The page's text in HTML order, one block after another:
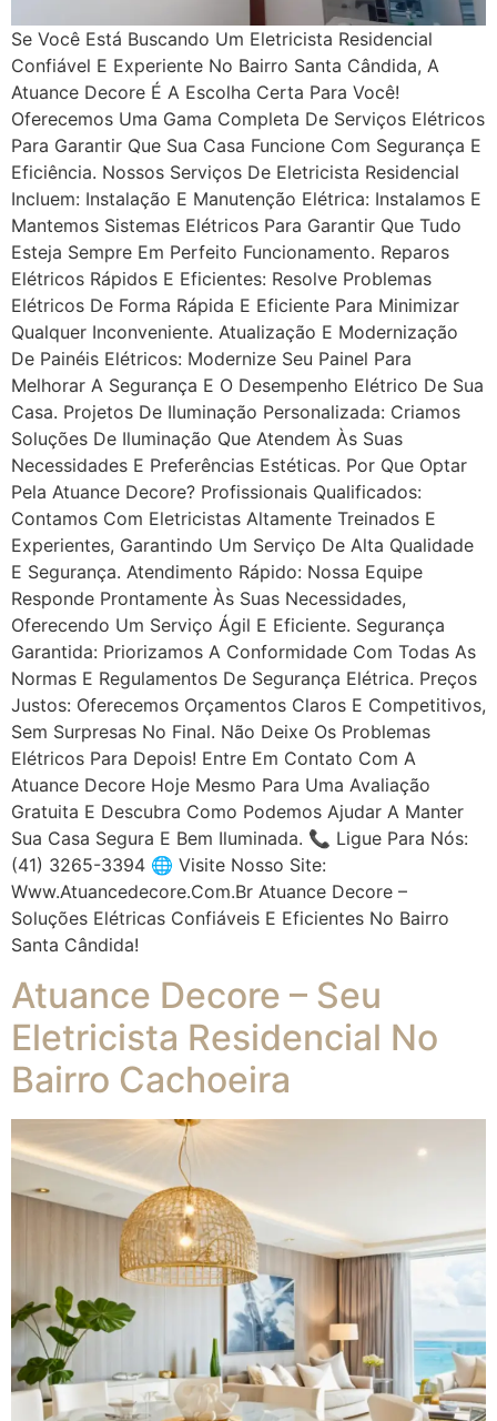
Se Você Está Buscando Um Eletricista Residencial
Confiável E Experiente No Bairro Santa Cândida, A
Atuance Decore É A Escolha Certa Para Você!
Oferecemos Uma Gama Completa De Serviços Elétricos
Para Garantir Que Sua Casa Funcione Com Segurança E
Eficiência. Nossos Serviços De Eletricista Residencial
Incluem: Instalação E Manutenção Elétrica: Instalamos E
Mantemos Sistemas Elétricos Para Garantir Que Tudo
Esteja Sempre Em Perfeito Funcionamento. Reparos
Elétricos Rápidos E Eficientes: Resolve Problemas
Elétricos De Forma Rápida E Eficiente Para Minimizar
Qualquer Inconveniente. Atualização E Modernização
De Painéis Elétricos: Modernize Seu Painel Para
Melhorar A Segurança E O Desempenho Elétrico De Sua
Casa. Projetos De Iluminação Personalizada: Criamos
Soluções De Iluminação Que Atendem Às Suas
Necessidades E Preferências Estéticas. Por Que Optar
Pela Atuance Decore? Profissionais Qualificados:
Contamos Com Eletricistas Altamente Treinados E
Experientes, Garantindo Um Serviço De Alta Qualidade
E Segurança. Atendimento Rápido: Nossa Equipe
Responde Prontamente Às Suas Necessidades,
Oferecendo Um Serviço Ágil E Eficiente. Segurança
Garantida: Priorizamos A Conformidade Com Todas As
Normas E Regulamentos De Segurança Elétrica. Preços
Justos: Oferecemos Orçamentos Claros E Competitivos,
Sem Surpresas No Final. Não Deixe Os Problemas
Elétricos Para Depois! Entre Em Contato Com A
Atuance Decore Hoje Mesmo Para Uma Avaliação
Gratuita E Descubra Como Podemos Ajudar A Manter
Sua Casa Segura E Bem Iluminada. 📞 Ligue Para Nós:
(41) 3265-3394 🌐 Visite Nosso Site:
Www.atuancedecore.com.br Atuance Decore –
Soluções Elétricas Confiáveis E Eficientes No Bairro
Santa Cândida!
Atuance Decore – Seu
Eletricista Residencial No
Bairro Cachoeira